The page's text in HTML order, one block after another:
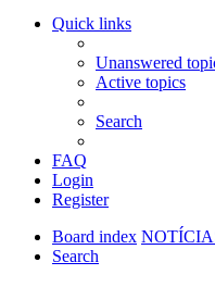
Quick links
Unanswered
Active topics
Search
FAQ
Login
Register
Board index
Search